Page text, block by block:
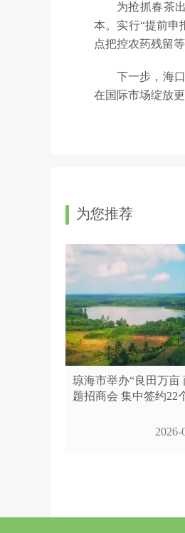
为抢抓春茶
本。实行“提前申
点把控农药残留
下一步，海
在国际市场绽放更
为您推荐
琼海市举办“良田万亩
题招商会 集中签约22
2026-